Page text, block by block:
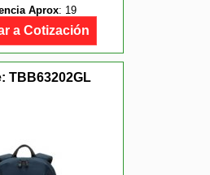
Aprox: 19
a Cotización
TBB63202GL